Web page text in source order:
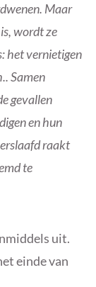
Maar
wordt ze
het vernietigen
Samen
gevallen
en hun
raakt
te
uit.
einde van